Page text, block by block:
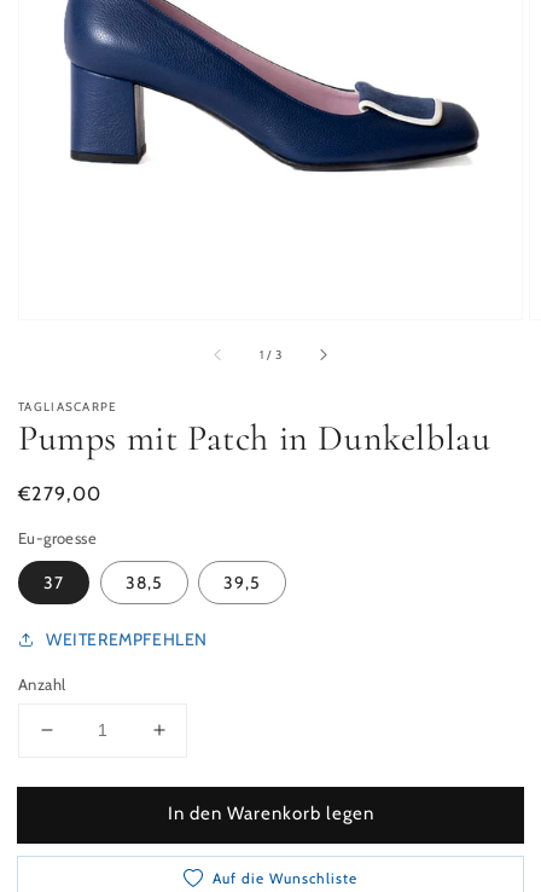
1 / von
3
TAGLIASCARPE
Pumps mit Patch in Dunkelblau
Normaler Preis
€279,00
Eu-groesse
37 38,5 39,5
WEITEREMPFEHLEN
Anzahl
Verringeren Sie die Menge für Pumps mit Patch in
Erhöhen Sie die Menge für Pumps mit
In den Warenkorb legen
Auf die Wunschliste